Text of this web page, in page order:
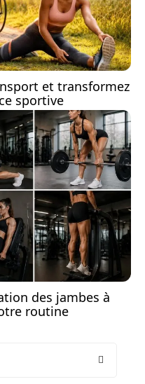
et transformez
sportive
des jambes à
routine